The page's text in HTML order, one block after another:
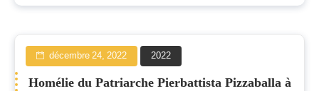
décembre 24, 2022 2022
Homélie du Patriarche Pierbattista Pizzaballa à